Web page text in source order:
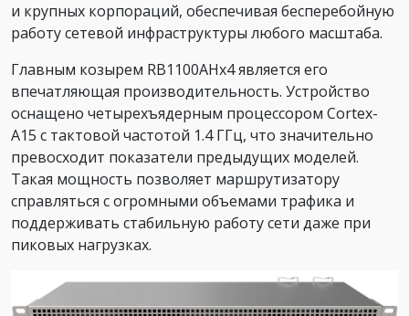
и крупных корпораций, обеспечивая бесперебойную
работу сетевой инфраструктуры любого масштаба.
Главным козырем RB1100AHx4 является его
впечатляющая производительность. Устройство
оснащено четырехъядерным процессором Cortex-
A15 с тактовой частотой 1.4 ГГц, что значительно
превосходит показатели предыдущих моделей.
Такая мощность позволяет маршрутизатору
справляться с огромными объемами трафика и
поддерживать стабильную работу сети даже при
пиковых нагрузках.